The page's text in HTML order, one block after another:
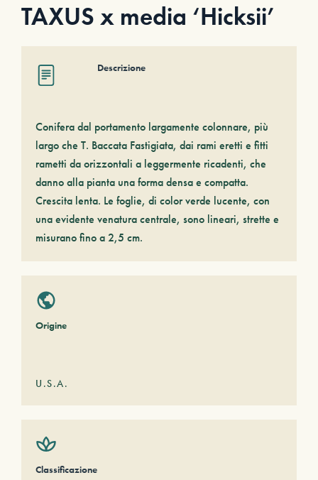
TAXUS x media ‘Hicksii’
Descrizione
Conifera dal portamento largamente colonnare, più
largo che T. Baccata Fastigiata, dai rami eretti e fitti
rametti da orizzontali a leggermente ricadenti, che
danno alla pianta una forma densa e compatta.
Crescita lenta. Le foglie, di color verde lucente, con
una evidente venatura centrale, sono lineari, strette e
misurano fino a 2,5 cm.
Origine
U.S.A.
Classificazione